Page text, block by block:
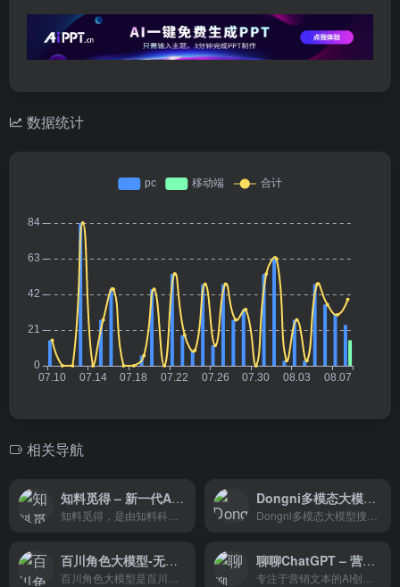
数据统计
相关导航
知料觅得 – 新一代AI搜索引擎 Dongni多模态大模型官网 – AI搜索引擎技术发展的新趋势
百川角色大模型-无代码打造栩栩如生的角色智能体 聊聊ChatGPT – 营销文本的AI创作